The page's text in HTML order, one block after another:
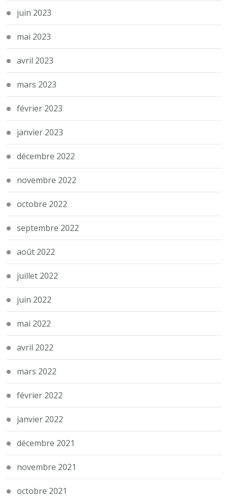
juin 2023
mai 2023
avril 2023
mars 2023
février 2023
janvier 2023
décembre 2022
novembre 2022
octobre 2022
septembre 2022
août 2022
juillet 2022
juin 2022
mai 2022
avril 2022
mars 2022
février 2022
janvier 2022
décembre 2021
novembre 2021
octobre 2021